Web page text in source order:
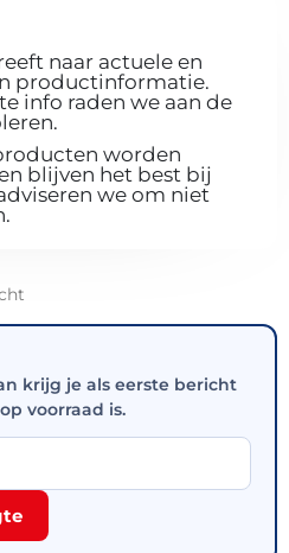
naar actuele en
productinformatie.
info raden we aan de
worden
blijven het best bij
we om niet
krijg je als eerste bericht
voorraad is.